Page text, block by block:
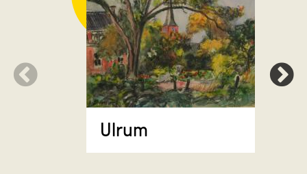
Ulrum